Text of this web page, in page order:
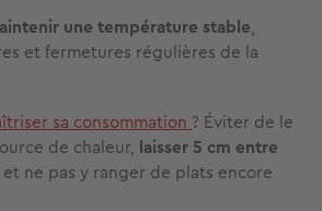
une température stable,
et fermetures régulières de la
sa consommation ? Éviter de le
de chaleur, laisser 5 cm entre
et ne pas y ranger de plats encore